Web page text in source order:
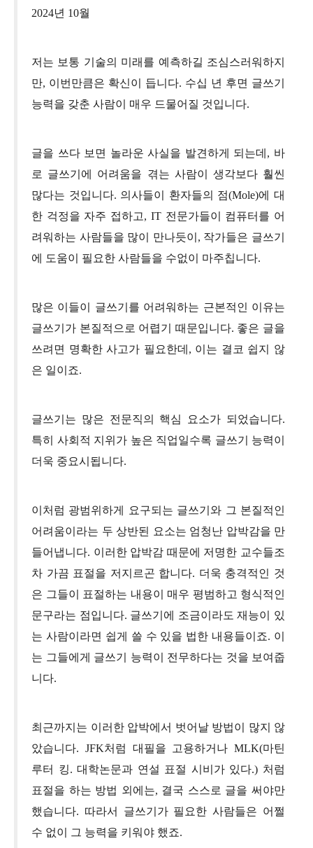
2024년 10월
저는 보통 기술의 미래를 예측하길 조심스러워하지
만, 이번만큼은 확신이 듭니다. 수십 년 후면 글쓰기
능력을 갖춘 사람이 매우 드물어질 것입니다.
글을 쓰다 보면 놀라운 사실을 발견하게 되는데, 바
로 글쓰기에 어려움을 겪는 사람이 생각보다 훨씬
많다는 것입니다. 의사들이 환자들의 점(Mole)에 대
한 걱정을 자주 접하고, IT 전문가들이 컴퓨터를 어
려워하는 사람들을 많이 만나듯이, 작가들은 글쓰기
에 도움이 필요한 사람들을 수없이 마주칩니다.
많은 이들이 글쓰기를 어려워하는 근본적인 이유는
글쓰기가 본질적으로 어렵기 때문입니다. 좋은 글을
쓰려면 명확한 사고가 필요한데, 이는 결코 쉽지 않
은 일이죠.
글쓰기는 많은 전문직의 핵심 요소가 되었습니다.
특히 사회적 지위가 높은 직업일수록 글쓰기 능력이
더욱 중요시됩니다.
이처럼 광범위하게 요구되는 글쓰기와 그 본질적인
어려움이라는 두 상반된 요소는 엄청난 압박감을 만
들어냅니다. 이러한 압박감 때문에 저명한 교수들조
차 가끔 표절을 저지르곤 합니다. 더욱 충격적인 것
은 그들이 표절하는 내용이 매우 평범하고 형식적인
문구라는 점입니다. 글쓰기에 조금이라도 재능이 있
는 사람이라면 쉽게 쓸 수 있을 법한 내용들이죠. 이
는 그들에게 글쓰기 능력이 전무하다는 것을 보여줍
니다.
최근까지는 이러한 압박에서 벗어날 방법이 많지 않
았습니다. JFK처럼 대필을 고용하거나 MLK(마틴
루터 킹. 대학논문과 연설 표절 시비가 있다.) 처럼
표절을 하는 방법 외에는, 결국 스스로 글을 써야만
했습니다. 따라서 글쓰기가 필요한 사람들은 어쩔
수 없이 그 능력을 키워야 했죠.